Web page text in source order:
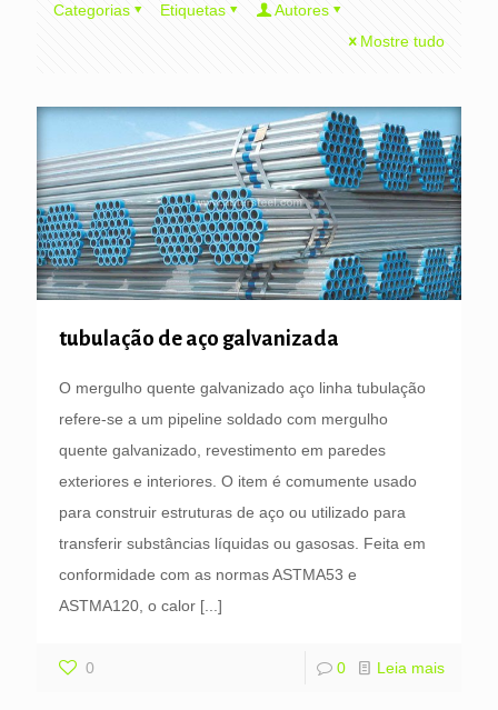
Categorias Etiquetas
Autores
Mostre tudo
tubulação de aço galvanizada
O mergulho quente galvanizado aço linha tubulação
refere-se a um pipeline soldado com mergulho
quente galvanizado, revestimento em paredes
exteriores e interiores. O item é comumente usado
para construir estruturas de aço ou utilizado para
transferir substâncias líquidas ou gasosas. Feita em
conformidade com as normas ASTMA53 e
ASTMA120, o calor [...]
0 0 Leia mais